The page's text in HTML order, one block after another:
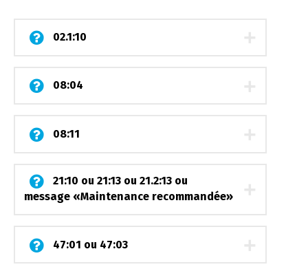
02.1:10
08:04
08:11
21:10 ou 21:13 ou 21.2:13 ou
message «Maintenance recommandée»
47:01 ou 47:03